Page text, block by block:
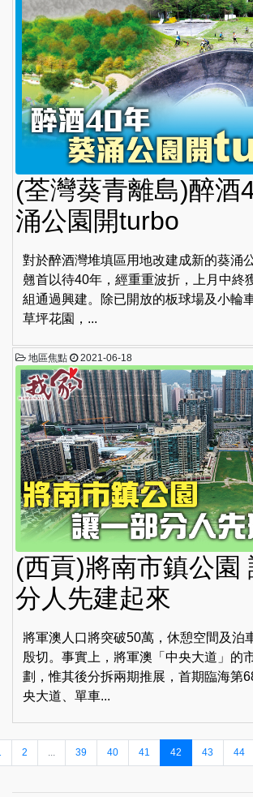
(荃灣葵青離島)醉酒
涌公園開turbo
對於醉酒灣堆填區用地改建成新的葵涌
翹首以待40年，經重重波折，上月中終
組通過興建。除已開放的板球場及小輪
草坪花園，...
地區焦點 2021-06-18
(西貢)將南市鎮公園
分人先建起來
將軍澳人口將突破50萬，休憩空間及泊
殷切。事實上，將軍澳「中央大道」的
劃，惟其後分拆兩期推展，首期臨海第
央大道、單車...
2 39 40 41 42 43 44